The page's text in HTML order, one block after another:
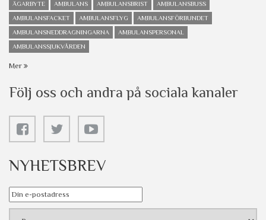
ÄGARBYTE AMBULANS AMBULANSBRIST
AMBULANSBUSS
AMBULANSFACKET
AMBULANSFLYG
AMBULANSFÖRBUNDET
AMBULANSNEDDRAGNINGARNA
AMBULANSPERSONAL
AMBULANSSJUKVÅRDEN
Mer
Följ oss och andra på sociala kanaler
NYHETSBREV